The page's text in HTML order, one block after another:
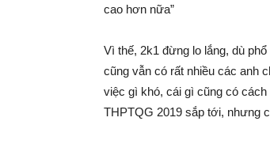
cao hơn nữa”
Vì thế, 2k1 đừng lo lắng, dù
cũng vẫn có rất nhiều các anh
việc gì khó, cái gì cũng có cách
THPTQG 2019 sắp tới, nhưng